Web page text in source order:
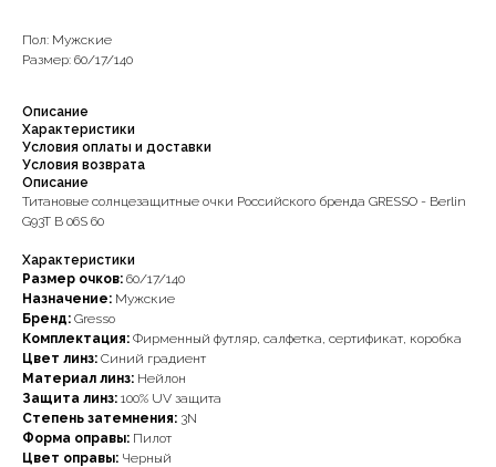
Пол: Мужские
Размер: 60/17/140
Описание
Характеристики
Условия оплаты и доставки
Условия возврата
Описание
Титановые солнцезащитные очки Российского бренда GRESSO - Berlin
G93T B 06S 60
Характеристики
Размер очков: 60/17/140
Назначение: Мужские
Бренд: Gresso
Комплектация: Фирменный футляр, салфетка, сертификат, коробка
Цвет линз: Синий градиент
Материал линз: Нейлон
Защита линз: 100% UV защита
Степень затемнения: 3N
Форма оправы: Пилот
Цвет оправы: Черный